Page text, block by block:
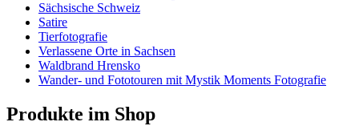
Sächsische Schweiz
Satire
Tierfotografie
Verlassene Orte in Sachsen
Waldbrand Hrensko
Wander- und Fototouren mit Mystik Moments Fotografie
Produkte im Shop